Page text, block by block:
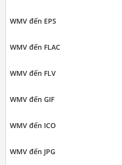
WMV đến EPS
WMV đến FLAC
WMV đến FLV
WMV đến GIF
WMV đến ICO
WMV đến JPG